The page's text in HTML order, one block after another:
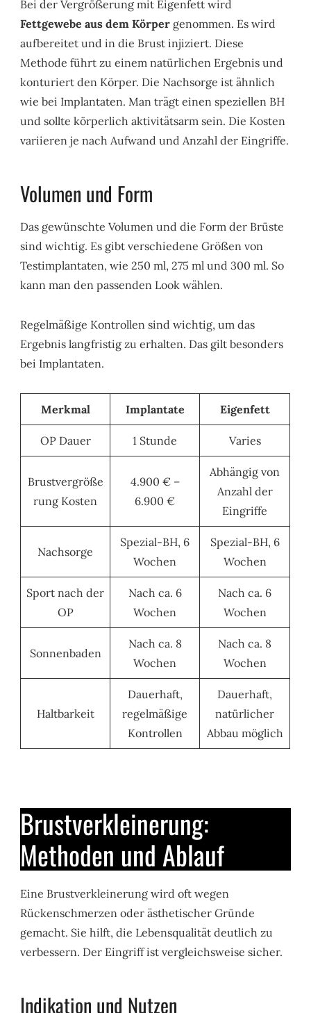
Bei der Vergrößerung mit Eigenfett wird
Fettgewebe aus dem Körper genommen. Es wird
aufbereitet und in die Brust injiziert. Diese
Methode führt zu einem natürlichen Ergebnis und
konturiert den Körper. Die Nachsorge ist ähnlich
wie bei Implantaten. Man trägt einen speziellen BH
und sollte körperlich aktivitätsarm sein. Die Kosten
variieren je nach Aufwand und Anzahl der Eingriffe.
Volumen und Form
Das gewünschte Volumen und die Form der Brüste
sind wichtig. Es gibt verschiedene Größen von
Testimplantaten, wie 250 ml, 275 ml und 300 ml. So
kann man den passenden Look wählen.
Regelmäßige Kontrollen sind wichtig, um das
Ergebnis langfristig zu erhalten. Das gilt besonders
bei Implantaten.
Merkmal Implantate Eigenfett
OP Dauer 1 Stunde Varies
Brustvergröße
rung Kosten
4.900 € –
6.900 €
Abhängig von
Anzahl der
Eingriffe
Nachsorge
Spezial-BH, 6
Wochen
Spezial-BH, 6
Wochen
Sport nach der
OP
Nach ca. 6
Wochen
Nach ca. 6
Wochen
Sonnenbaden
Nach ca. 8
Wochen
Nach ca. 8
Wochen
Haltbarkeit
Dauerhaft,
regelmäßige
Kontrollen
Dauerhaft,
natürlicher
Abbau möglich
Brustverkleinerung:
Methoden und Ablauf
Eine Brustverkleinerung wird oft wegen
Rückenschmerzen oder ästhetischer Gründe
gemacht. Sie hilft, die Lebensqualität deutlich zu
verbessern. Der Eingriff ist vergleichsweise sicher.
Indikation und Nutzen